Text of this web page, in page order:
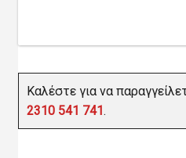
Καλέστε για να
2310 541 741.